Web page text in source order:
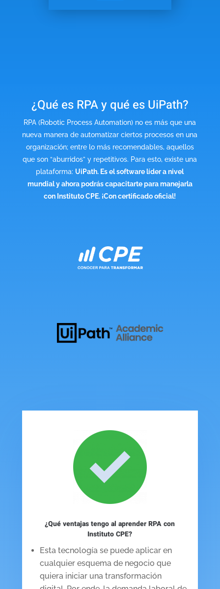
¿Qué es RPA y qué es UiPath?
RPA (Robotic Process Automation) no es más que una
nueva manera de automatizar ciertos procesos en una
organización; entre lo más recomendables, aquellos
que son “aburridos” y repetitivos. Para esto, existe una
plataforma:UiPath. Es el software líder a nivel
mundial y ahora podrás capacitarte para manejarla
con Instituto CPE. ¡Con certificado oficial!
¿Qué ventajas tengo al aprender RPA con
Instituto CPE?
Esta tecnología se puede aplicar en
cualquier esquema de negocio que
quiera iniciar una transformación